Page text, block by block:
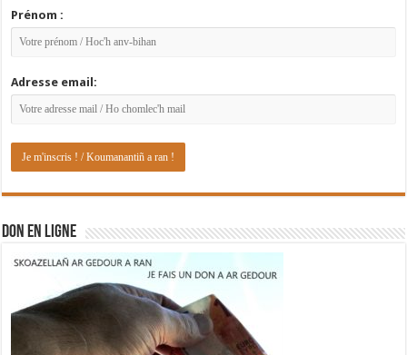
Prénom :
Adresse email:
DON EN LIGNE